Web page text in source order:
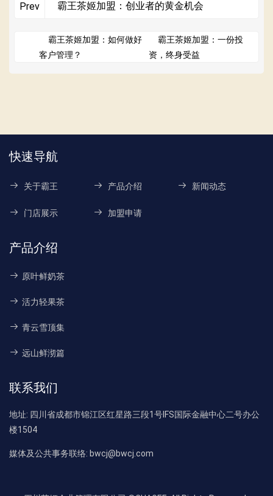
Prev 霸王茶姬加盟：创业者的黄金机会
霸王茶姬加盟：如何做好
客户管理？
霸王茶姬加盟：一份投
资，终身受益
快速导航
关于霸王 产品介绍 新闻动态
门店展示 加盟申请
产品介绍
原叶鲜奶茶
活力轻果茶
青云雪顶集
远山鲜沏篇
联系我们
地址: 四川省成都市锦江区红星路三段1号IFS国际金融中心二号办公
楼1504
媒体及公共事务联络: bwcj@bwcj.com